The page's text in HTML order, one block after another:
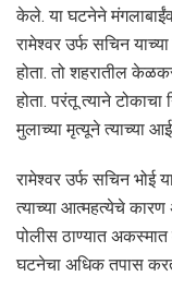
केले. या घटनेने
रामेश्वर उर्फ सचिन
होता. तो शहरातील
होता. परंतू त्याने टोकाचा
मुलाच्या मृत्यूने त्याच्या
रामेश्वर उर्फ सचिन भोई
त्याच्या आत्महत्येचे कारण
पोलीस ठाण्यात
घटनेचा अधिक तपास